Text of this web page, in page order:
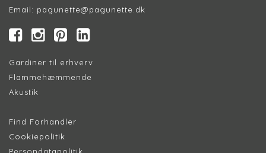
Email: pagunette@pagunette.dk
Gardiner til erhverv
Flammehæmmende
Akustik
Find Forhandler
Cookiepolitik